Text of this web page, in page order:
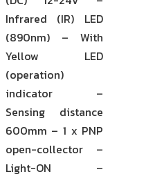
Infrared (IR) LED
(890nm) – With
Yellow LED
(operation)
indicator –
Sensing distance
600mm – 1 x PNP
open-collector –
Light-ON –